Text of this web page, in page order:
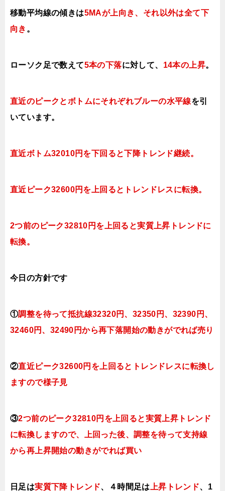
移動平均線の傾きは5MAが上向き、それ以外は全て下
向き 。
ローソク足で数えて5本の下落に対して、 14本の上昇。
直近のピークとボトムにそれぞれブルーの水平線を引
いています。
直近ボトム32010円を下回ると下降トレンド継続。
直近ピーク32600円を上回るとトレンドレスに転換。
2つ前のピーク32810円を上回ると実質上昇トレンドに
転換。
今日 の方針です
①調整を待って抵抗線32320円、32350円、32390円、
32460円、32490円から再下落開始の動きがでれば売り
②直近ピーク32600円を上回るとトレンドレスに転換し
ますので様子見
③2つ前のピーク32810円を上回ると実質上昇トレンド
に転換しますので、上回った後、調整を待って支持線
から再上昇開始の動きがでれば買い
日足は実質下降トレンド、４時間足は 上昇トレンド、1